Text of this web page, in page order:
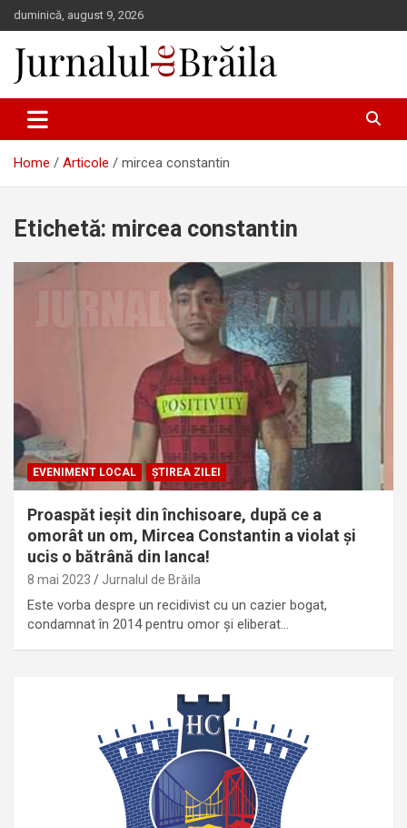
Skip
to
content
duminică, august 9, 2026
Jurnalul de Brăila
Home Articole mircea constantin
Etichetă: mircea constantin
EVENIMENT LOCAL ȘTIREA ZILEI
Proaspăt ieșit din închisoare, după ce a
omorât un om, Mircea Constantin a violat și
ucis o bătrână din Ianca!
8 mai 2023 Jurnalul de Brăila
Este vorba despre un recidivist cu un cazier bogat,
condamnat în 2014 pentru omor și eliberat…